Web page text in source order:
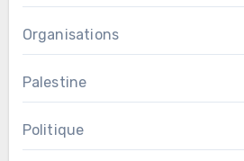
Organisations
Palestine
Politique